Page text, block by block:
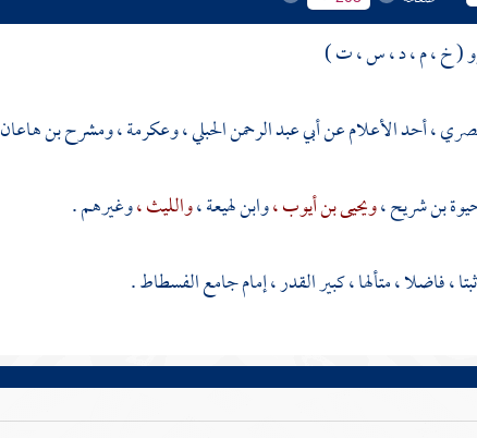
( خ ، م ، د ، س ، ت )
، أحد الأعلام عنأبي عبد الرحمن الحبلي ،وعكرمة ،ومشرح بن هاعان
بن شريح ،ويحيى بن أيوب ،وابن لهيعة ،والليث ،وغيرهم .
، فاضلا ، متألها ، كبير القدر ، إمام جامعالفسطاط.